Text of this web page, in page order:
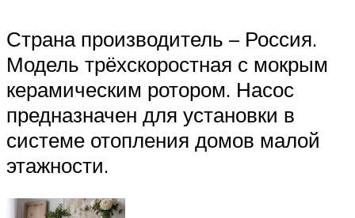
Страна производитель – Россия.
Модель трёхскоростная с мокрым
керамическим ротором. Насос
предназначен для установки в
системе отопления домов малой
этажности.